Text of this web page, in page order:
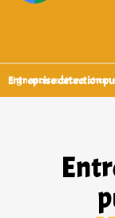
Entreprise detection
Signataires d’une